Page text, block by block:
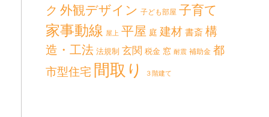
ク 外観デザイン 子ども部屋 子育て
家事動線 屋上 平屋 庭 建材 書斎 構
造・工法 法規制 玄関 税金 窓 耐震 補助金 都
市型住宅 間取り ３階建て